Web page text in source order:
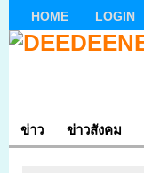
HOME LOGIN
ข่าว ข่าวสังคม